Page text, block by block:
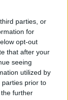
parties, or
for
opt-out
that after your
seeing
utilized by
parties prior to
further
στο ίντερνετ
πρωτοβάθμιας
Ήδη, τα
άμεση